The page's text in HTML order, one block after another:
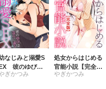
なじみと溺愛S
彼のゆびは
らに這う【完全
ぎかつみ
処女からはじめる
官能小説【完全
版】
やぎかつみ